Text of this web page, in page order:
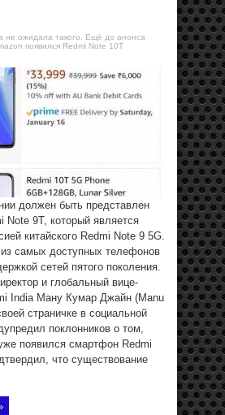
не ожидала такого. Ещё до анонса
появился Redmi Note 10T
должен быть представлен
Note 9T, который является
китайского Redmi Note 9 5G.
самых доступных телефонов
сетей пятого поколения.
и глобальный вице-
India Ману Кумар Джайн (Manu
страничке в социальной
поклонников о том,
появился смартфон Redmi
что существование